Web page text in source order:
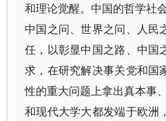
和理论觉醒。中国的哲学社
中国之问、世界之问、人民
任，以彰显中国之路、中国
求，在研究解决事关党和国
性的重大问题上拿出真本事
和现代大学大都发端于欧洲